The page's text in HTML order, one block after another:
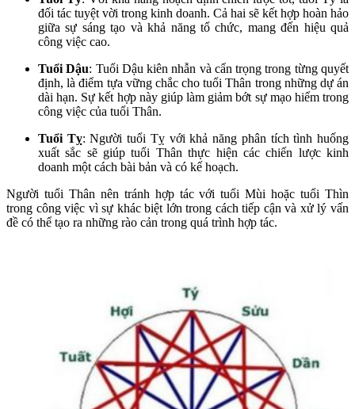
đối tác tuyệt vời trong kinh doanh. Cả hai sẽ kết hợp hoàn hảo
giữa sự sáng tạo và khả năng tổ chức, mang đến hiệu quả
công việc cao.
Tuổi Dậu: Tuổi Dậu kiên nhẫn và cẩn trọng trong từng quyết
định, là điểm tựa vững chắc cho tuổi Thân trong những dự án
dài hạn. Sự kết hợp này giúp làm giảm bớt sự mạo hiểm trong
công việc của tuổi Thân.
Tuổi Tỵ: Người tuổi Tỵ với khả năng phân tích tình huống
xuất sắc sẽ giúp tuổi Thân thực hiện các chiến lược kinh
doanh một cách bài bản và có kế hoạch.
Người tuổi Thân nên tránh hợp tác với tuổi Mùi hoặc tuổi Thìn
trong công việc vì sự khác biệt lớn trong cách tiếp cận và xử lý vấn
đề có thể tạo ra những rào cản trong quá trình hợp tác.